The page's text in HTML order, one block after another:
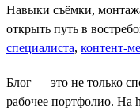
Навыки съёмки,
открыть путь в
специалиста, контент-
Блог — это не только
рабочее портфолио. На